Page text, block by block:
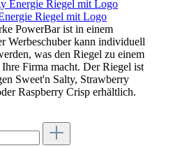
Riegel mit Logo
PowerBar ist in einem
Werbeschuber kann individuell
was den Riegel zu einem
Firma macht. Der Riegel ist
Sweet'n Salty, Strawberry
Raspberry Crisp erhältlich.